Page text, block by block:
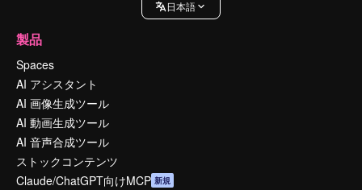
日本語
製品
Spaces
AI アシスタント
AI 画像生成ツール
AI 動画生成ツール
AI 音声合成ツール
ストックコンテンツ
Claude/ChatGPT向けMCP 新規